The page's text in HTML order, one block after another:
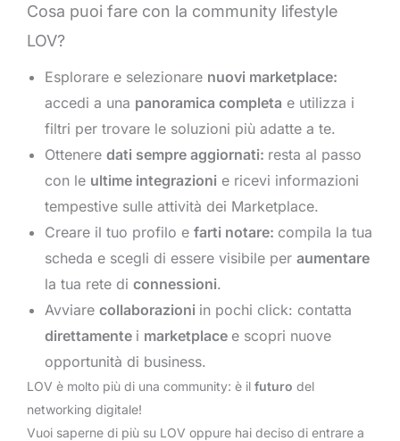
Cosa puoi fare con la community lifestyle
LOV?
Esplorare e selezionare nuovi marketplace:
accedi a una panoramica completa e utilizza i
filtri per trovare le soluzioni più adatte a te.
Ottenere dati sempre aggiornati: resta al passo
con le ultime integrazioni e ricevi informazioni
tempestive sulle attività dei Marketplace.
Creare il tuo profilo e farti notare: compila la tua
scheda e scegli di essere visibile per aumentare
la tua rete di connessioni.
Avviare collaborazioni in pochi click: contatta
direttamente i marketplace e scopri nuove
opportunità di business.
LOV è molto più di una community: è il futuro del
networking digitale!
Vuoi saperne di più su LOV oppure hai deciso di entrare a